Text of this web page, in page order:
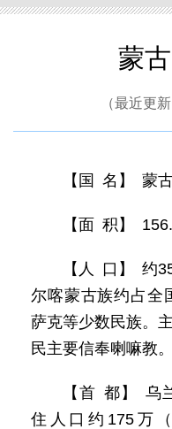
蒙
（最近更
【国 名】 蒙
【面 积】
【人 口】 约
尔喀蒙古族约占全
萨克等少数民族。
民主要信奉喇嘛教。
【首 都】 乌
住人口约175万